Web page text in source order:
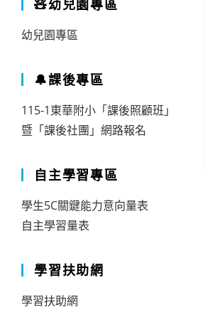
🧸幼兒園專區
幼兒園專區
🔔課後專區
115-1東華附小「課後照顧班」
暨「課後社團」網路報名
自主學習專區
學生5C關鍵能力意向量表
自主學習量表
學習扶助網
學習扶助網